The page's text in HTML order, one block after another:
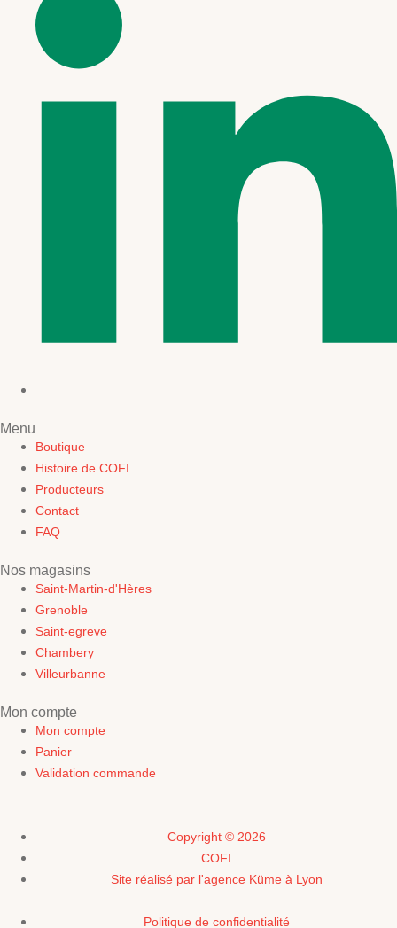
Menu
Boutique
Histoire de COFI
Producteurs
Contact
FAQ
Nos magasins
Saint-Martin-d'Hères
Grenoble
Saint-egreve
Chambery
Villeurbanne
Mon compte
Mon compte
Panier
Validation commande
Copyright © 2026
COFI
Site réalisé par l'agence Küme à Lyon
Politique de confidentialité